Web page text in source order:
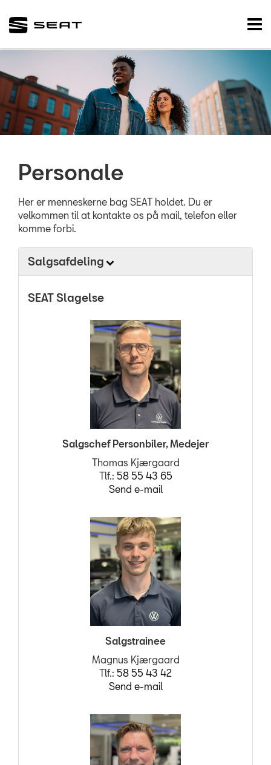
BRUGTE BILER
VÆRKSTED
TILBEHØR
Personale
Her er menneskerne bag SEAT holdet. Du er
velkommen til at kontakte os på mail, telefon eller
komme forbi.
Salgsafdeling
SEAT Slagelse
Salgschef Personbiler, Medejer
Thomas Kjærgaard
Tlf.: 58 55 43 65
Send e-mail
Salgstrainee
Magnus Kjærgaard
Tlf.: 58 55 43 42
Send e-mail